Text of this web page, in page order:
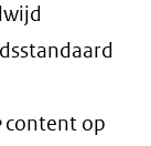
content op